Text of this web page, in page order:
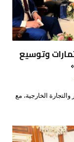
وتوسيع
الخارجية، مع